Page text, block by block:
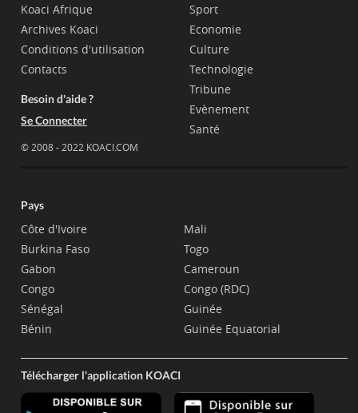
Koaci Afrique
Archives Koaci
Conditions d'utilisation
Contacts
Besoin d'aide ?
Se Connecter
© 2008 - 2022 KOACI.COM
Sport
Economie
Culture
Technologie
Tribune
Evènement
Santé
Pays
Côte d'Ivoire
Burkina Faso
Gabon
Congo
Sénégal
Bénin
Mali
Togo
Cameroun
Congo (RDC)
Guinée
Guinée Equatorial
Télécharger l'application KOACI